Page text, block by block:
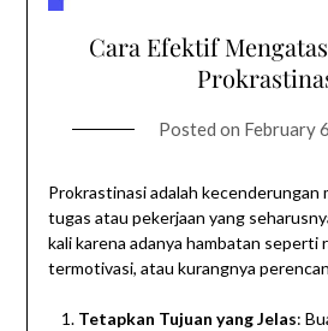
Cara Efektif
Posted on February
Prokrastinasi adalah kecenderungan
tugas atau pekerjaan yang
kali karena adanya hambatan seperti
termotivasi, atau kurangnya
Tetapkan Tujuan yang Jelas: